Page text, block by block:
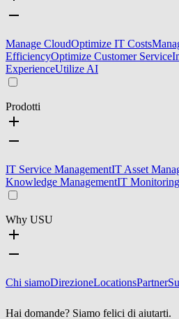
Manage CloudOptimize IT Costs
EfficiencyOptimize Customer Service
ExperienceUtilize AI
Prodotti
IT Service ManagementIT Asset
Knowledge ManagementIT Monitoring
Why USU
Chi siamoDirezioneLocationsPartner
Hai domande? Siamo felici di aiutarti.